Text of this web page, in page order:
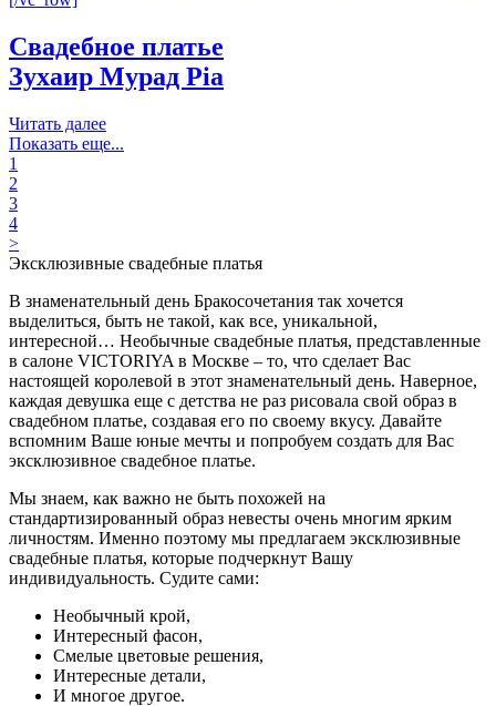
Свадебное платье
Зухаир Мурад Pia
Читать далее
Показать еще...
1
2
3
4
>
Эксклюзивные свадебные платья
В знаменательный день Бракосочетания так хочется
выделиться, быть не такой, как все, уникальной,
интересной… Необычные свадебные платья, представленные
в салоне VICTORIYA в Москве – то, что сделает Вас
настоящей королевой в этот знаменательный день. Наверное,
каждая девушка еще с детства не раз рисовала свой образ в
свадебном платье, создавая его по своему вкусу. Давайте
вспомним Ваше юные мечты и попробуем создать для Вас
эксклюзивное свадебное платье.
Мы знаем, как важно не быть похожей на
стандартизированный образ невесты очень многим ярким
личностям. Именно поэтому мы предлагаем эксклюзивные
свадебные платья, которые подчеркнут Вашу
индивидуальность. Судите сами:
Необычный крой,
Интересный фасон,
Смелые цветовые решения,
Интересные детали,
И многое другое.